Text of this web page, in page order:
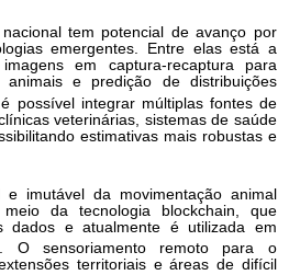
tem potencial de avanço por
emergentes. Entre elas está a
em captura-recaptura para
animais e predição de distribuições
é possível integrar múltiplas fontes de
veterinárias, sistemas de saúde
estimativas mais robustas e
e imutável da movimentação animal
da tecnologia blockchain, que
dados e atualmente é utilizada em
. O sensoriamento remoto para o
territoriais e áreas de difícil